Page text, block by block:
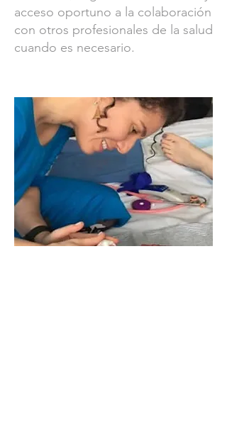
acceso oportuno a la colaboración
con otros profesionales de la salud
cuando es necesario.